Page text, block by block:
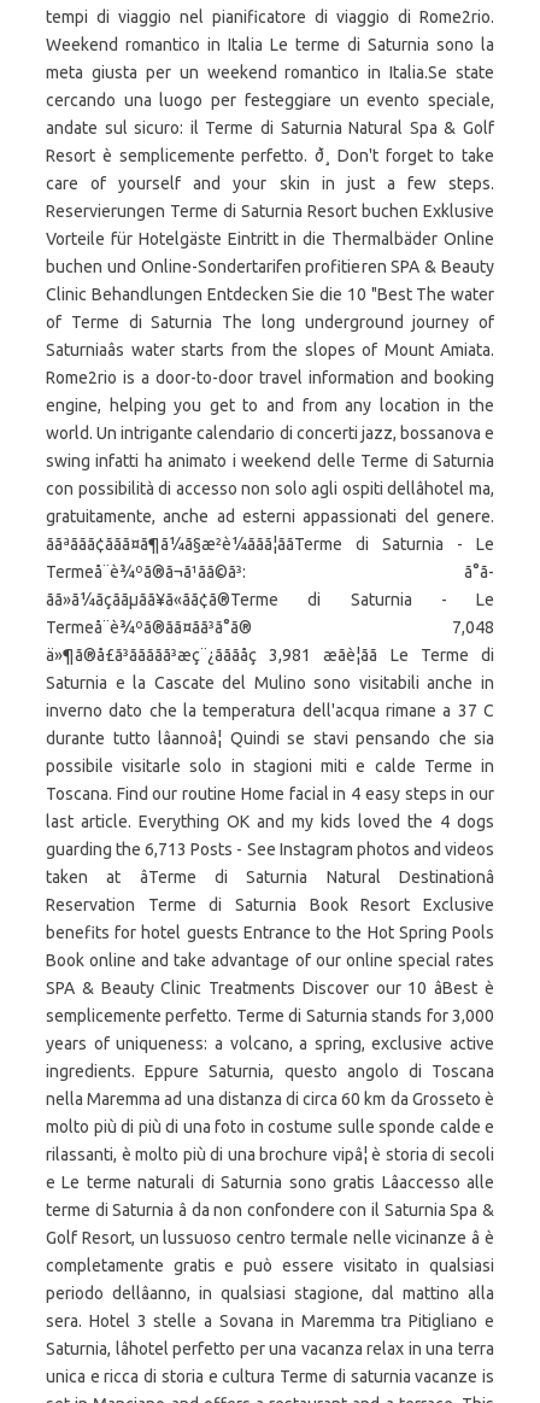
tempi di viaggio nel pianificatore di viaggio di Rome2rio.
Weekend romantico in Italia Le terme di Saturnia sono la
meta giusta per un weekend romantico in Italia.Se state
cercando una luogo per festeggiare un evento speciale,
andate sul sicuro: il Terme di Saturnia Natural Spa & Golf
Resort è semplicemente perfetto. ð¸ Don't forget to take
care of yourself and your skin in just a few steps.
Reservierungen Terme di Saturnia Resort buchen Exklusive
Vorteile für Hotelgäste Eintritt in die Thermalbäder Online
buchen und Online-Sondertarifen profitieren SPA & Beauty
Clinic Behandlungen Entdecken Sie die 10 "Best The water
of Terme di Saturnia The long underground journey of
Saturniaâs water starts from the slopes of Mount Amiata.
Rome2rio is a door-to-door travel information and booking
engine, helping you get to and from any location in the
world. Un intrigante calendario di concerti jazz, bossanova e
swing infatti ha animato i weekend delle Terme di Saturnia
con possibilità di accesso non solo agli ospiti dellâhotel ma,
gratuitamente, anche ad esterni appassionati del genere.
ããªããã¢ããã¤ã¶ã¼ã§æ²è¼ããã¦ããTerme di Saturnia - Le
Termeå¨è¾ºã®ã¬ã¹ãã©ã³: ã°ã­
ãã»ã¼ãçããµãã¥ã«ãã¢ã®Terme di Saturnia - Le
Termeå¨è¾ºã®ãã¤ãã³ã°ã® 7,048
ä»¶ã®å£ã³ããããã³æç¨¿ãããåç 3,981 æãè¦ãã Le Terme di
Saturnia e la Cascate del Mulino sono visitabili anche in
inverno dato che la temperatura dell'acqua rimane a 37 C
durante tutto lâannoâ¦ Quindi se stavi pensando che sia
possibile visitarle solo in stagioni miti e calde Terme in
Toscana. Find our routine Home facial in 4 easy steps in our
last article. Everything OK and my kids loved the 4 dogs
guarding the 6,713 Posts - See Instagram photos and videos
taken at âTerme di Saturnia Natural Destinationâ
Reservation Terme di Saturnia Book Resort Exclusive
benefits for hotel guests Entrance to the Hot Spring Pools
Book online and take advantage of our online special rates
SPA & Beauty Clinic Treatments Discover our 10 âBest è
semplicemente perfetto. Terme di Saturnia stands for 3,000
years of uniqueness: a volcano, a spring, exclusive active
ingredients. Eppure Saturnia, questo angolo di Toscana
nella Maremma ad una distanza di circa 60 km da Grosseto è
molto più di più di una foto in costume sulle sponde calde e
rilassanti, è molto più di una brochure vipâ¦ è storia di secoli
e Le terme naturali di Saturnia sono gratis Lâaccesso alle
terme di Saturnia â da non confondere con il Saturnia Spa &
Golf Resort, un lussuoso centro termale nelle vicinanze â è
completamente gratis e può essere visitato in qualsiasi
periodo dellâanno, in qualsiasi stagione, dal mattino alla
sera. Hotel 3 stelle a Sovana in Maremma tra Pitigliano e
Saturnia, lâhotel perfetto per una vacanza relax in una terra
unica e ricca di storia e cultura Terme di saturnia vacanze is